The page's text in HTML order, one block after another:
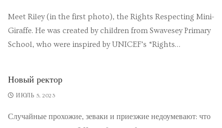
Meet Riley (in the first photo), the Rights Respecting Mini-
Giraffe. He was created by children from Swavesey Primary
School, who were inspired by UNICEF’s “Rights…
Новый ректор
ИЮЛЬ 5, 2023
Случайные прохожие, зеваки и приезжие недоумевают: что